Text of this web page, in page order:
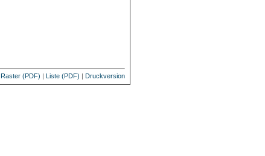
Raster (PDF) | Liste (PDF) | Druckversion